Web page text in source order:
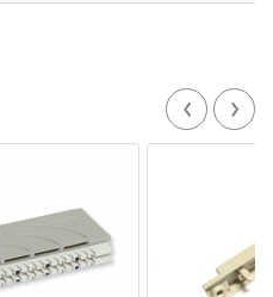
‹ ›